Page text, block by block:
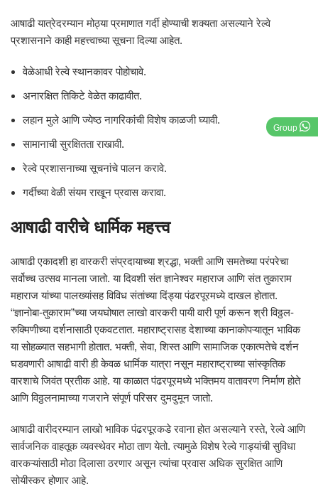
Group
आषाढी यात्रेदरम्यान मोठ्या प्रमाणात गर्दी होण्याची शक्यता असल्याने रेल्वे
प्रशासनाने काही महत्त्वाच्या सूचना दिल्या आहेत.
वेळेआधी रेल्वे स्थानकावर पोहोचावे.
अनारक्षित तिकिटे वेळेत काढावीत.
लहान मुले आणि ज्येष्ठ नागरिकांची विशेष काळजी घ्यावी.
सामानाची सुरक्षितता राखावी.
रेल्वे प्रशासनाच्या सूचनांचे पालन करावे.
गर्दीच्या वेळी संयम राखून प्रवास करावा.
आषाढी वारीचे धार्मिक महत्त्व
आषाढी एकादशी हा वारकरी संप्रदायाच्या श्रद्धा, भक्ती आणि समतेच्या परंपरेचा
सर्वोच्च उत्सव मानला जातो. या दिवशी संत ज्ञानेश्वर महाराज आणि संत तुकाराम
महाराज यांच्या पालख्यांसह विविध संतांच्या दिंड्या पंढरपूरमध्ये दाखल होतात.
“ज्ञानोबा-तुकाराम”च्या जयघोषात लाखो वारकरी पायी वारी पूर्ण करून श्री विठ्ठल-
रुक्मिणीच्या दर्शनासाठी एकवटतात. महाराष्ट्रासह देशाच्या कानाकोपऱ्यातून भाविक
या सोहळ्यात सहभागी होतात. भक्ती, सेवा, शिस्त आणि सामाजिक एकात्मतेचे दर्शन
घडवणारी आषाढी वारी ही केवळ धार्मिक यात्रा नसून महाराष्ट्राच्या सांस्कृतिक
वारशाचे जिवंत प्रतीक आहे. या काळात पंढरपूरमध्ये भक्तिमय वातावरण निर्माण होते
आणि विठ्ठलनामाच्या गजराने संपूर्ण परिसर दुमदुमून जातो.
आषाढी वारीदरम्यान लाखो भाविक पंढरपूरकडे रवाना होत असल्याने रस्ते, रेल्वे आणि
सार्वजनिक वाहतूक व्यवस्थेवर मोठा ताण येतो. त्यामुळे विशेष रेल्वे गाड्यांची सुविधा
वारकऱ्यांसाठी मोठा दिलासा ठरणार असून त्यांचा प्रवास अधिक सुरक्षित आणि
सोयीस्कर होणार आहे.